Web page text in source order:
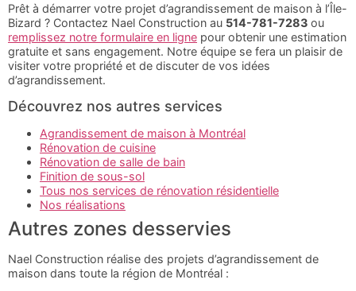
Prêt à démarrer votre projet d’agrandissement de maison à l’Île-
Bizard ? Contactez Nael Construction au 514-781-7283 ou
remplissez notre formulaire en ligne pour obtenir une estimation
gratuite et sans engagement. Notre équipe se fera un plaisir de
visiter votre propriété et de discuter de vos idées
d’agrandissement.
Découvrez nos autres services
Agrandissement de maison à Montréal
Rénovation de cuisine
Rénovation de salle de bain
Finition de sous-sol
Tous nos services de rénovation résidentielle
Nos réalisations
Autres zones desservies
Nael Construction réalise des projets d’agrandissement de
maison dans toute la région de Montréal :